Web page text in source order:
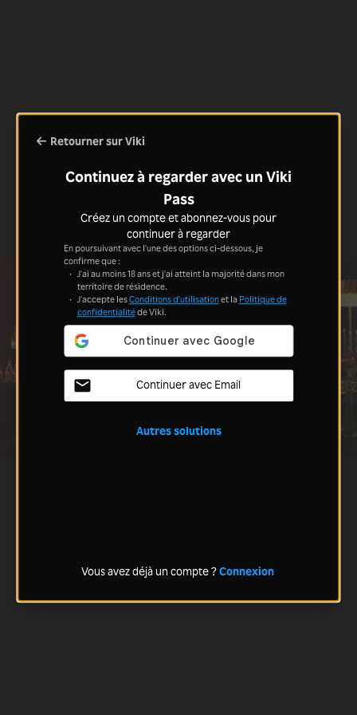
Retourner sur Viki
Continuez à regarder avec un Viki
Pass
Créez un compte et abonnez-vous pour
continuer à regarder
En poursuivant avec l'une des options ci-dessous, je
confirme que :
J'ai au moins 18 ans et j'ai atteint la majorité dans mon
territoire de résidence.
J'accepte lesConditions d'utilisationet la Politique de
confidentialitéde Viki.
Continuer avec Email
Autres solutions
Vous avez déjà un compte ?Connexion